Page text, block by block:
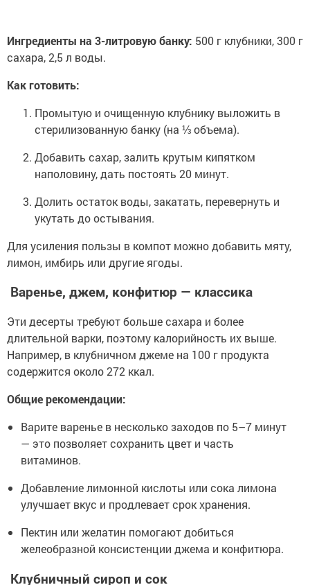
Ингредиенты на 3-литровую банку: 500 г клубники, 300 г
сахара, 2,5 л воды.
Как готовить:
Промытую и очищенную клубнику выложить в
стерилизованную банку (на ⅓ объема).
Добавить сахар, залить крутым кипятком
наполовину, дать постоять 20 минут.
Долить остаток воды, закатать, перевернуть и
укутать до остывания.
Для усиления пользы в компот можно добавить мяту,
лимон, имбирь или другие ягоды.
Варенье, джем, конфитюр — классика
Эти десерты требуют больше сахара и более
длительной варки, поэтому калорийность их выше.
Например, в клубничном джеме на 100 г продукта
содержится около 272 ккал.
Общие рекомендации:
Варите варенье в несколько заходов по 5–7 минут
— это позволяет сохранить цвет и часть
витаминов.
Добавление лимонной кислоты или сока лимона
улучшает вкус и продлевает срок хранения.
Пектин или желатин помогают добиться
желеобразной консистенции джема и конфитюра.
Клубничный сироп и сок